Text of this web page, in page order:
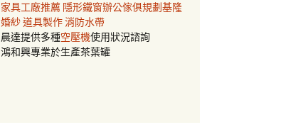
家具工廠推薦 隱形鐵窗辦公傢俱規劃基隆
婚紗道具製作消防水帶
晨達提供多種空壓機使用狀況諮詢
鴻和興專業於生產茶葉罐